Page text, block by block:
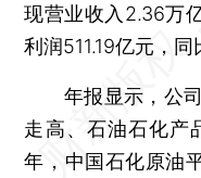
现营业收入2.36万
利润511.19亿元，同
年报显示，公司
走高、石油石化产
年，中国石化原油